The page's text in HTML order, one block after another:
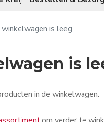
is leeg
is
in de winkelwagen.